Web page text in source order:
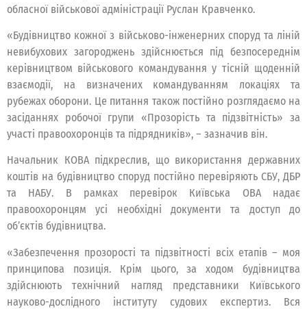
обласної військової адміністрації Руслан Кравченко.
«Будівництво кожної з військово-інженерних споруд та ліній
невибухових загороджень здійснюється під безпосереднім
керівництвом військового командування у тісній щоденній
взаємодії, на визначених командуванням локаціях та
рубежах оборони. Це питання також постійно розглядаємо на
засіданнях робочої групи «Прозорість та підзвітність» за
участі правоохоронців та підрядників», – зазначив він.
Начальник КОВА підкреслив, що використання державних
коштів на будівництво споруд постійно перевіряють СБУ, ДБР
та НАБУ. В рамках перевірок Київська ОВА надає
правоохоронцям усі необхідні документи та доступ до
об’єктів будівництва.
«Забезпечення прозорості та підзвітності всіх етапів – моя
принципова позиція. Крім цього, за ходом будівництва
здійснюють технічний нагляд представники Київського
науково-дослідного інституту судових експертиз. Вся